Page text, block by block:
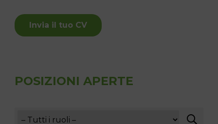
Invia il tuo CV
POSIZIONI APERTE